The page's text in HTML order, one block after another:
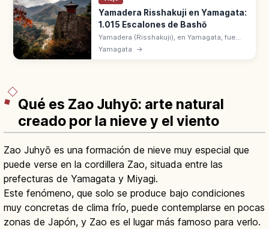
Yamadera Risshakuji en Yamagata:
1.015 Escalones de Bashō
Yamadera (Risshakuji), en Yamagata, fue
fundado en 860 por Ennin. Templo de
montaña Tendai con 1.015 escalones.
Yamagata →
Qué es Zao Juhyō: arte natural
creado por la nieve y el viento
Zao Juhyō es una formación de nieve muy especial que
puede verse en la cordillera Zao, situada entre las
prefecturas de Yamagata y Miyagi.
Este fenómeno, que solo se produce bajo condiciones
muy concretas de clima frío, puede contemplarse en pocas
zonas de Japón, y Zao es el lugar más famoso para verlo.